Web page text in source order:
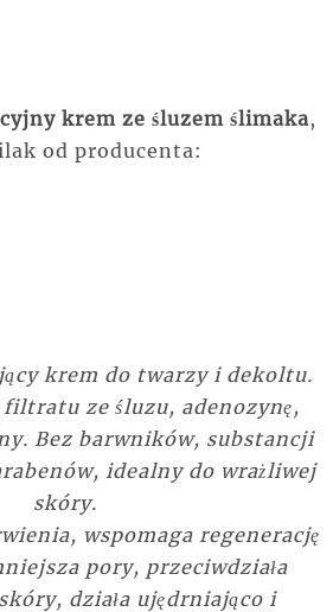
krem ze śluzem ślimaka,
od producenta:
krem do twarzy i dekoltu.
filtratu ze śluzu, adenozynę,
Bez barwników, substancji
idealny do wrażliwej
skóry.
wspomaga regenerację
pory, przeciwdziała
działa ujędrniająco i